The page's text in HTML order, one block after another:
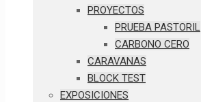
PROYECTOS
PRUEBA PASTORIL
CARBONO CERO
CARAVANAS
BLOCK TEST
EXPOSICIONES